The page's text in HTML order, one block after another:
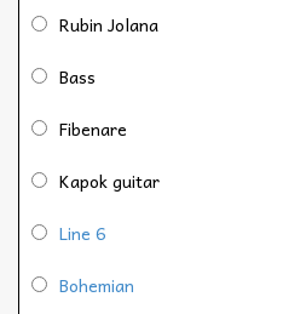
Rubin Jolana
Bass
Fibenare
Kapok guitar
Line 6
Bohemian